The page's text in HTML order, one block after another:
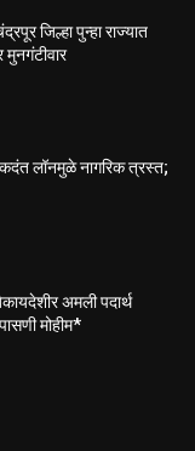
जिल्हा पुन्हा राज्यात
लॉनमुळे नागरिक त्रस्त;
अमली पदार्थ
मोहीम*